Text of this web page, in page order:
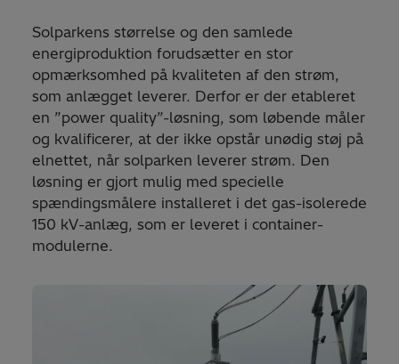
Solparkens størrelse og den samlede
energiproduktion forudsætter en stor
opmærksomhed på kvaliteten af den strøm,
som anlægget leverer. Derfor er der etableret
en ”power quality”-løsning, som løbende måler
og kvalificerer, at der ikke opstår unødig støj på
elnettet, når solparken leverer strøm. Den
løsning er gjort mulig med specielle
spændingsmålere installeret i det gas-isolerede
150 kV-anlæg, som er leveret i container-
modulerne.